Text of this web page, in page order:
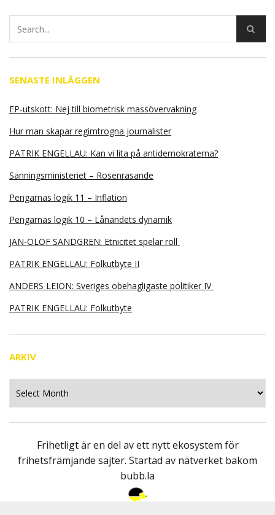
SENASTE INLÄGGEN
EP-utskott: Nej till biometrisk massövervakning
Hur man skapar regimtrogna journalister
PATRIK ENGELLAU: Kan vi lita på antidemokraterna?
Sanningsministeriet – Rosenrasande
Pengarnas logik 11 – Inflation
Pengarnas logik 10 – Lånandets dynamik
JAN-OLOF SANDGREN: Etnicitet spelar roll
PATRIK ENGELLAU: Folkutbyte II
ANDERS LEION: Sveriges obehagligaste politiker IV
PATRIK ENGELLAU: Folkutbyte
ARKIV
Frihetligt är en del av ett nytt ekosystem för
frihetsfrämjande sajter. Startad av nätverket bakom
bubb.la